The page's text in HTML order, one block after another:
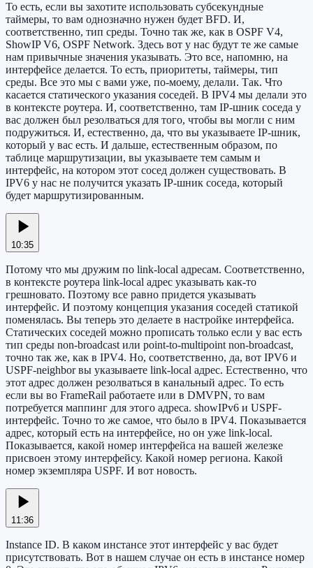
То есть, если вы захотите использовать субсекундные
таймеры, то вам однозначно нужен будет BFD. И,
соответственно, тип среды. Точно так же, как в OSPF V4,
ShowIP V6, OSPF Network. Здесь вот у нас будут те же самые
нам привычные значения указывать. Это все, напомню, на
интерфейсе делается. То есть, приоритеты, таймеры, тип
среды. Все это мы с вами уже, по-моему, делали. Так. Что
касается статического указания соседей. В IPV4 мы делали это
в контексте роутера. И, соответственно, там IP-шник соседа у
вас должен был резолваться для того, чтобы вы могли с ним
подружиться. И, естественно, да, что вы указываете IP-шник,
который у вас есть. И дальше, естественным образом, по
таблице маршрутизации, вы указываете тем самым и
интерфейс, на котором этот сосед должен существовать. В
IPV6 у нас не получится указать IP-шник соседа, который
будет маршрутизированным.
10:35
Потому что мы дружим по link-local адресам. Соответственно,
в контексте роутера link-local адрес указывать как-то
грешновато. Поэтому все равно придется указывать
интерфейс. И поэтому концепция указания соседей статикой
поменялась. Вы теперь это делаете в настройке интерфейса.
Статических соседей можно прописать только если у вас есть
тип среды non-broadcast или point-to-multipoint non-broadcast,
точно так же, как в IPV4. Но, соответственно, да, вот IPV6 и
USPF-neighbor вы указываете link-local адрес. Естественно, что
этот адрес должен резолваться в канальный адрес. То есть
если вы во FrameRail работаете или в DMVPN, то вам
потребуется маппинг для этого адреса. showIPv6 и USPF-
интерфейс. Точно то же самое, что было в IPV4. Показывается
адрес, который есть на интерфейсе, но он уже link-local.
Показывается, какой номер интерфейса на вашей железке
присвоен этому интерфейсу. Какой номер региона. Какой
номер экземпляра USPF. И вот новость.
11:36
Instance ID. В каком инстансе этот интерфейс у вас будет
присутствовать. Вот в нашем случае он есть в инстансе номер